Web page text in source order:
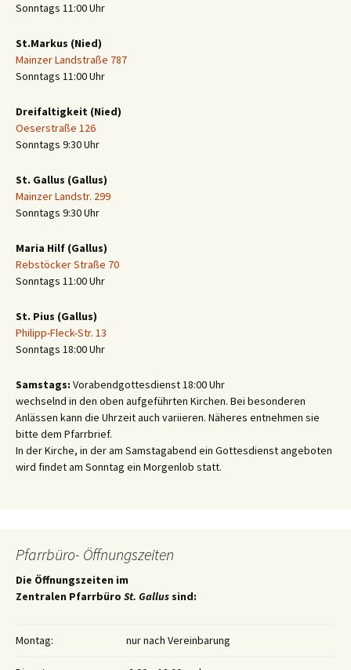
Sonntags 11:00 Uhr
St.Markus (Nied)
Mainzer Landstraße 787
Sonntags 11:00 Uhr
Dreifaltigkeit (Nied)
Oeserstraße 126
Sonntags 9:30 Uhr
St. Gallus (Gallus)
Mainzer Landstr. 299
Sonntags 9:30 Uhr
Maria Hilf (Gallus)
Rebstöcker Straße 70
Sonntags 11:00 Uhr
St. Pius (Gallus)
Philipp-Fleck-Str. 13
Sonntags 18:00 Uhr
Samstags: Vorabendgottesdienst 18:00 Uhr
wechselnd in den oben aufgeführten Kirchen. Bei besonderen
Anlässen kann die Uhrzeit auch variieren. Näheres entnehmen sie
bitte dem Pfarrbrief.
In der Kirche, in der am Samstagabend ein Gottesdienst angeboten
wird findet am Sonntag ein Morgenlob statt.
Pfarrbüro- Öffnungszeiten
Die Öffnungszeiten im
Zentralen Pfarrbüro St. Gallus sind:
Montag: nur nach Vereinbarung